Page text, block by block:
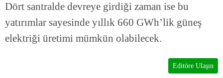
Dört santralde devreye girdiği zaman ise bu
yatırımlar sayesinde yıllık 660 GWh’lik güneş
elektriği üretimi mümkün olabilecek.
Editöre Ulaşın